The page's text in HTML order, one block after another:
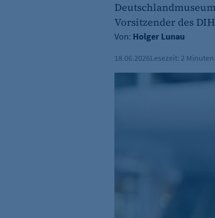
Vorsitzender des
Von: Holger Lunau
18.06.2026Lesezeit: 2 Minuten